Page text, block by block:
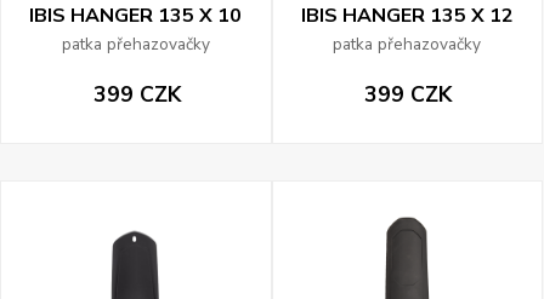
IBIS HANGER 135 X 10
patka přehazovačky
399 CZK
IBIS HANGER 135 X 12
patka přehazovačky
399 CZK